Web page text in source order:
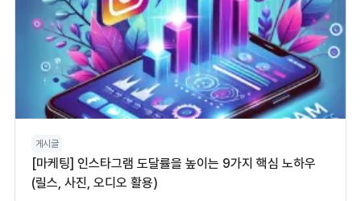
게시글
[마케팅] 인스타그램 도달률을 높이는 9가지 핵심 노하우
(릴스, 사진, 오디오 활용)